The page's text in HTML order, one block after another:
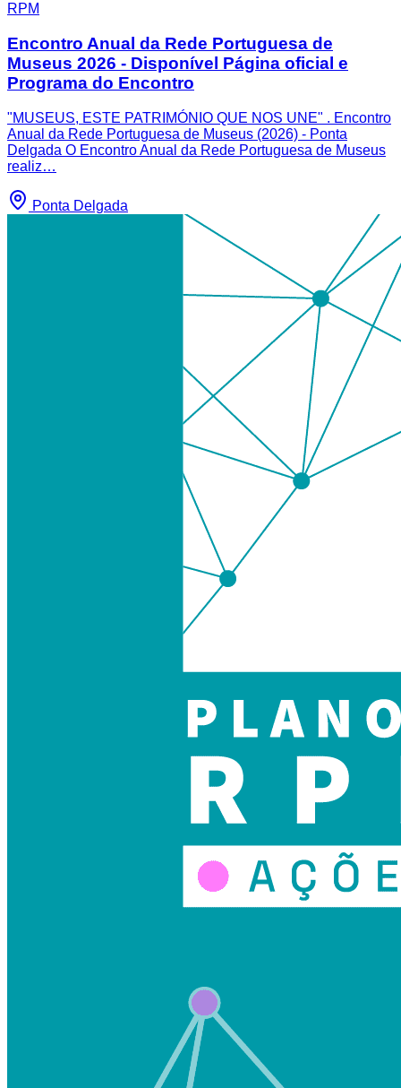
RPM
Encontro Anual da Rede Portuguesa de
Museus 2026 - Disponível Página oficial e
Programa do Encontro
"MUSEUS, ESTE PATRIMÓNIO QUE NOS UNE" . Encontro
Anual da Rede Portuguesa de Museus (2026) - Ponta
Delgada O Encontro Anual da Rede Portuguesa de Museus
realiz…
Ponta Delgada